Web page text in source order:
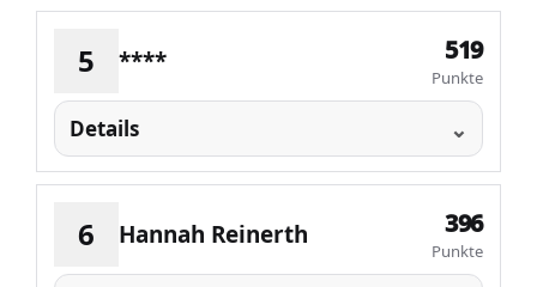
5 **** 519
Punkte
Details
6 Hannah Reinerth 396
Punkte